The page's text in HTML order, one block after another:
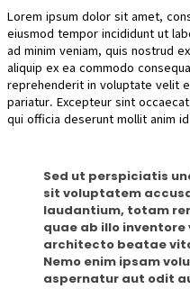
Lorem ipsum dolor sit amet,
eiusmod tempor incididunt ut
ad minim veniam, quis nostrud
aliquip ex ea commodo
reprehenderit in voluptate velit
pariatur. Excepteur sint
qui officia deserunt mollit anim
Sed ut perspiciatis
sit voluptatem
laudantium, totam
quae ab illo
architecto beatae
Nemo enim ipsam
aspernatur aut odit